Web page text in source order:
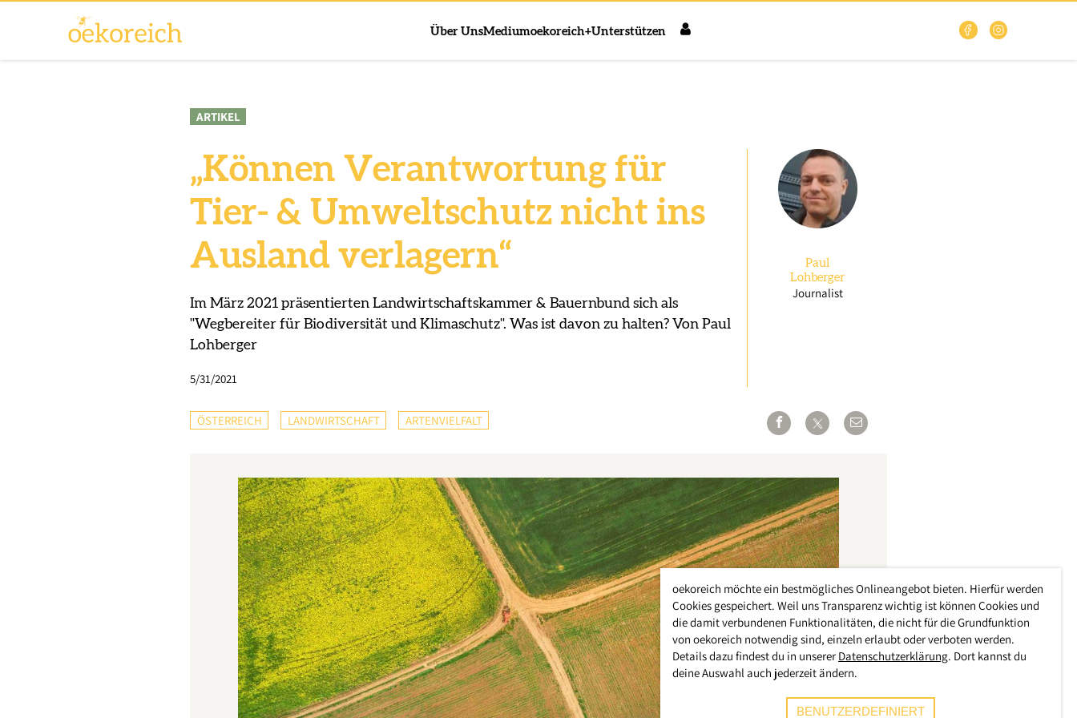
Über UnsMediumoekoreich+Unterstützen
ARTIKEL
„Können Verantwortung für
Tier- & Umweltschutz nicht ins
Ausland verlagern“
Im März 2021 präsentierten Landwirtschaftskammer & Bauernbund sich als
"Wegbereiter für Biodiversität und Klimaschutz". Was ist davon zu halten? Von Paul
Lohberger
5/31/2021
Paul
Lohberger
Journalist
ÖSTERREICH LANDWIRTSCHAFT ARTENVIELFALT
oekoreich möchte ein bestmögliches Onlineangebot bieten. Hierfür werden
Cookies gespeichert. Weil uns Transparenz wichtig ist können Cookies und
die damit verbundenen Funktionalitäten, die nicht für die Grundfunktion
von oekoreich notwendig sind, einzeln erlaubt oder verboten werden.
Details dazu findest du in unserer Datenschutzerklärung. Dort kannst du
deine Auswahl auch jederzeit ändern.
BENUTZERDEFINIERT